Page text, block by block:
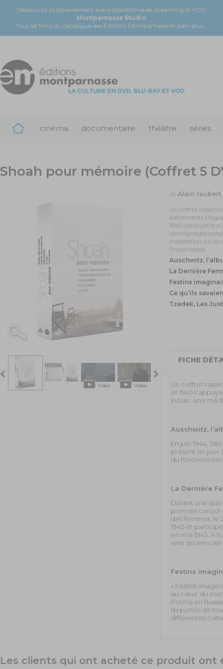
Découvrez prochainement notre plateforme de streaming et VOD
Montparnasse Studio
Tous les films du catalogue des Éditions Montparnasse et bien plus...
cinéma documentaire théâtre séries
Shoah pour mémoire (Coffret 5
de Alain Jaubert,
…
Un coffret
évènements
1945 s’appuyant
témoignages
méditation sur la
l’impensable.
Auschwitz,
La Dernière
Festins
Ce qu’ils
Tzedek, Les
FICHE
Un coffret
et 1945
inouïs : une
Auschwitz,
En juin 1944,
présent un jour
du
La Dernière
Durant une
premier convoi
des femmes, le
1945 et
en mai 1945. À
ainsi qu’avec
Festins
« Festins
au cœur du
Potma en
déportés de
différentes
Au printemps
Les clients qui ont acheté ce produit ont